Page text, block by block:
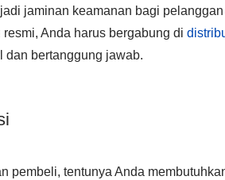
jaminan keamanan bagi
Anda harus bergabung di
dan bertanggung jawab.
pembeli, tentunya Anda